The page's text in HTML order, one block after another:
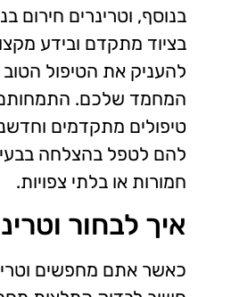
בנוסף, וטרינרים חירום
בציוד מתקדם ובידע
להעניק את הטיפול הטוב
המחמד שלכם. התמחותם
טיפולים מתקדמים
להם לטפל בהצלחה
חמורות או בלתי צפויות.
איך לבחור
כאשר אתם מחפשים